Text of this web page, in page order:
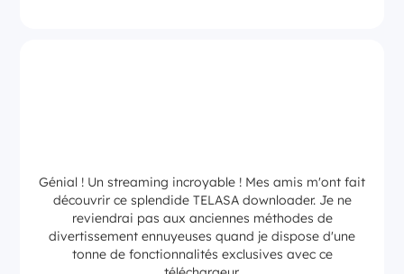
Génial ! Un streaming incroyable ! Mes amis m'ont fait
découvrir ce splendide TELASA downloader. Je ne
reviendrai pas aux anciennes méthodes de
divertissement ennuyeuses quand je dispose d'une
tonne de fonctionnalités exclusives avec ce